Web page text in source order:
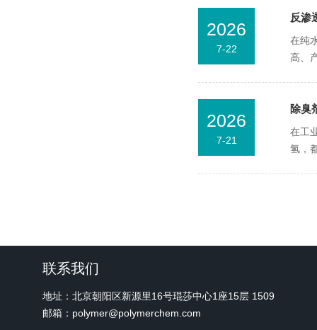
2026
7-22
反渗
在纯
高、
2026
7-21
除臭
在工
氢，
联系我们
地址：北京朝阳区新源里16号琨莎中心1座15层 1509
邮箱：polymer@polymerchem.com